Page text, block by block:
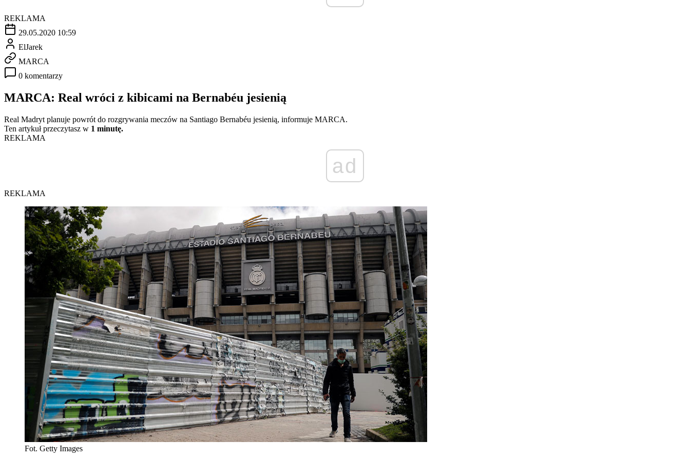
REKLAMA
29.05.2020 10:59
ElJarek
MARCA
0 komentarzy
MARCA: Real wróci z kibicami na Bernabéu jesienią
Real Madryt planuje powrót do rozgrywania meczów na Santiago Bernabéu jesienią, informuje MARCA.
Ten artykuł przeczytasz w 1 minutę.
REKLAMA
ad
REKLAMA
Fot. Getty Images